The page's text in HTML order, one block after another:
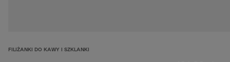
FILIŻANKI DO KAWY I SZKLANKI